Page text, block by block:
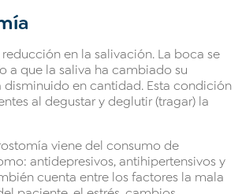
reducción en la salivación. La boca se
a que la saliva ha cambiado su
en cantidad. Esta condición
al degustar y deglutir (tragar) la
viene del consumo de
antidepresivos, antihipertensivos y
cuenta entre los factores la mala